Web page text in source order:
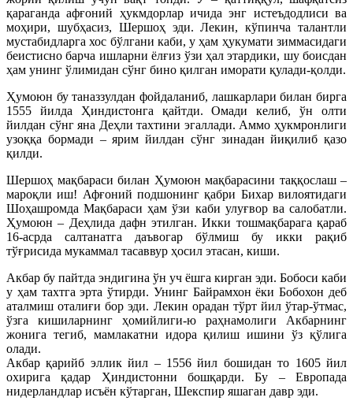
қараганда афғоний ҳукмдорлар ичида энг истеъдодлиси ва
моҳири, шубҳасиз, Шершоҳ эди. Лекин, кўпинча талантли
мустабидларга хос бўлгани каби, у ҳам ҳукумати зиммасидаги
беистисно барча ишларни ёлғиз ўзи ҳал этардики, шу боисдан
ҳам унинг ўлимидан сўнг бино қилган иморати қулади-қолди.
Ҳумоюн бу таназзулдан фойдаланиб, лашкарлари билан бирга
1555 йилда Ҳиндистонга қайтди. Омади келиб, ўн олти
йилдан сўнг яна Деҳли тахтини эгаллади. Аммо ҳукмронлиги
узоққа бормади – ярим йилдан сўнг зинадан йиқилиб қазо
қилди.
Шершоҳ мақбараси билан Ҳумоюн мақбарасини таққослаш –
мароқли иш! Афғоний подшонинг қабри Бихар вилоятидаги
Шоҳашромда Мақбараси ҳам ўзи каби улуғвор ва салобатли.
Ҳумоюн – Деҳлида дафн этилган. Икки тошмақбарага қараб
16-асрда салтанатга даъвогар бўлмиш бу икки рақиб
тўғрисида мукаммал тасаввур ҳосил этасан, киши.
Акбар бу пайтда эндигина ўн уч ёшга кирган эди. Бобоси каби
у ҳам тахтга эрта ўтирди. Унинг Байрамхон ёки Бобохон деб
аталмиш оталиғи бор эди. Лекин орадан тўрт йил ўтар-ўтмас,
ўзга кишиларнинг ҳомийлиги-ю раҳнамолиги Акбарнинг
жонига тегиб, мамлакатни идора қилиш ишини ўз қўлига
олади.
Акбар қарийб эллик йил – 1556 йил бошидан то 1605 йил
охирига қадар Ҳиндистонни бошқарди. Бу – Европада
нидерландлар исъён кўтарган, Шекспир яшаган давр эди.